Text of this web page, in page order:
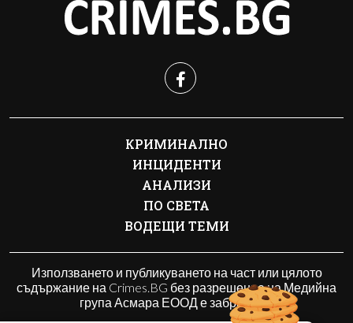
КРИМИНАЛНО
ИНЦИДЕНТИ
АНАЛИЗИ
ПО СВЕТА
ВОДЕЩИ ТЕМИ
Използването и публикуването на част или цялото
съдържание на Crimes.BG без разрешение на Медийна
група Асмара ЕООД е забранено.